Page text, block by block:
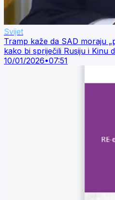
Svijet
Tramp kaže da SAD moraju
kako bi spriječili Rusiju i Kinu
10/01/2026•07:51